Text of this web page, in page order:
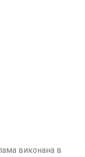
виконана в